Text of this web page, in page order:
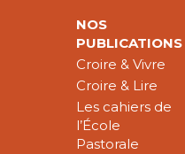
NOS
PUBLICATIONS
Croire & Vivre
Croire & Lire
Les cahiers de
l’École
Pastorale